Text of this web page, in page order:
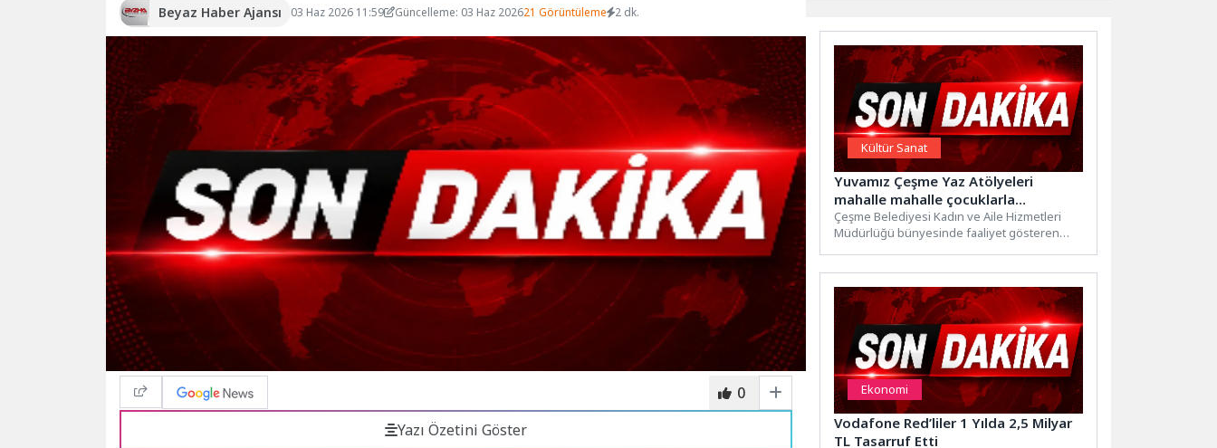
Beyaz Haber Ajansı 03 Haz 2026 11:59 Güncelleme: 03 Haz 202621 Görüntüleme 2 dk.
0
Yazı Özetini Göster
Kültür Sanat
Yuvamız Çeşme Yaz Atölyeleri
mahalle mahalle çocuklarla
buluşuyor
Çeşme Belediyesi Kadın ve Aile Hizmetleri
Müdürlüğü bünyesinde faaliyet gösteren
Ekonomi
Vodafone Red’liler 1 Yılda 2,5 Milyar
TL Tasarruf Etti